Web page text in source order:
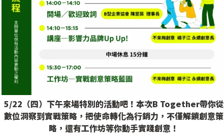
5/22（四）下午來場特別的活動吧！本次B Together帶你從
數位洞察到實戰策略，把使命轉化為行銷力，不僅解鎖創意策
略，還有工作坊等你動手實踐創意！